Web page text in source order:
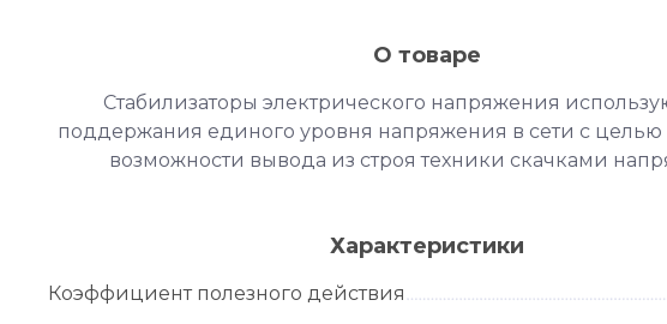
О товаре
Стабилизаторы электрического напряжения
поддержания единого уровня напряжения в сети с
возможности вывода из строя техники скачками
Характеристики
Коэффициент полезного действия